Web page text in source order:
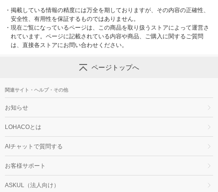
・ 掲載している情報の精度には万全を期しておりますが、その内容の正確性、
安全性、有用性を保証するものではありません。
・ 現在ご覧になっているページは、この商品を取り扱うストアによって運営さ
れています。ページに記載されている内容や商品、ご購入に関するご質問
は、直接各ストアにお問い合わせください。
ページトップへ
関連サイト・ヘルプ・その他
お知らせ
LOHACOとは
AIチャットで質問する
お客様サポート
ASKUL（法人向け）